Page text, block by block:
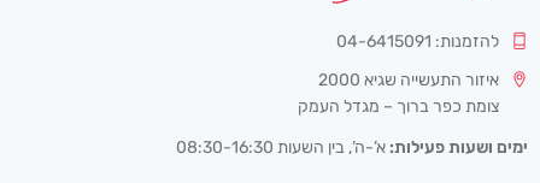
להזמנות: 04-6415091
איזור התעשייה שגיא 2000
צומת כפר ברוך – מגדל העמק
ימים ושעות פעילות: א’-ה’, בין השעות 08:30-16:30